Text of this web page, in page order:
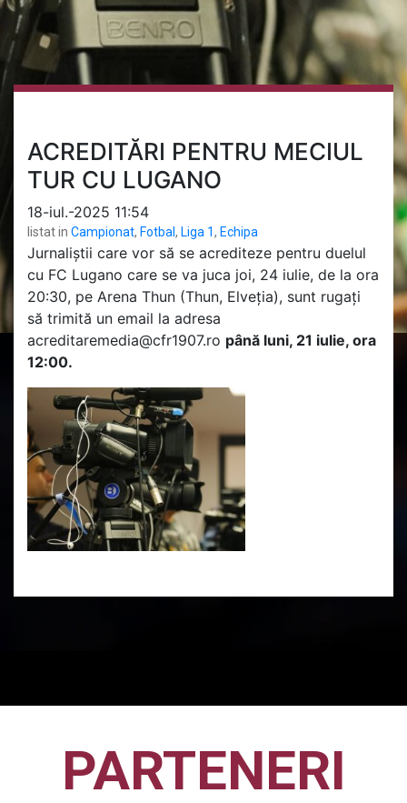
ACREDITĂRI PENTRU MECIUL
TUR CU LUGANO
18-iul.-2025 11:54
listat in Campionat, Fotbal , Liga 1, Echipa
Jurnaliștii care vor să se acrediteze pentru duelul
cu FC Lugano care se va juca joi, 24 iulie, de la ora
20:30, pe Arena Thun (Thun, Elveția), sunt rugați
să trimită un email la adresa
acreditaremedia@cfr1907.ro până luni, 21 iulie, ora
12:00.
PARTENERI